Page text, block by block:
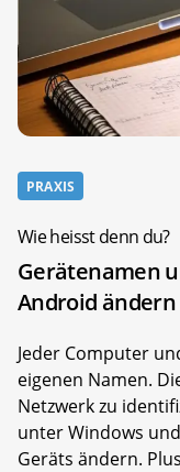
PRAXIS
Wie heisst denn du?
Gerätenamen
Android ändern
Jeder Computer
eigenen Namen.
Netzwerk zu
unter Windows
Geräts ändern.